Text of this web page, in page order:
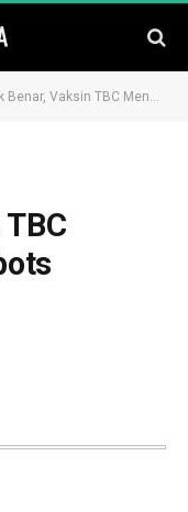
Vaksin TBC Mengandung Nanobots